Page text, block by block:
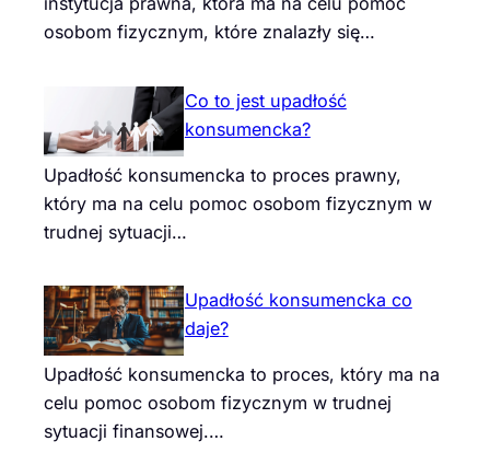
osobom fizycznym, które znalazły się…
Co to jest upadłość
konsumencka?
Upadłość konsumencka to proces prawny,
który ma na celu pomoc osobom fizycznym w
trudnej sytuacji…
Upadłość konsumencka co
daje?
Upadłość konsumencka to proces, który ma na
celu pomoc osobom fizycznym w trudnej
sytuacji finansowej.…